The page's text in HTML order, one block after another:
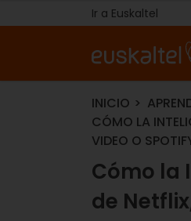
Ir a Euskaltel
INICIO
CÓMO LA
VIDEO O
Cómo la
de